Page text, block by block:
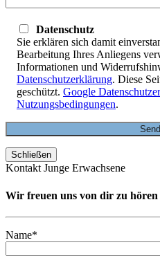
Datenschutz
Sie erklären sich damit
Bearbeitung Ihres Anliegens
Informationen und
Datenschutzerklärung. Diese
geschützt. Google
Nutzungsbedingungen.
Schließen
Kontakt Junge Erwachsene
Wir freuen uns von dir zu hören
Name*